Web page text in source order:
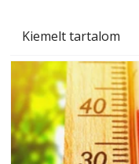
Kiemelt tartalom